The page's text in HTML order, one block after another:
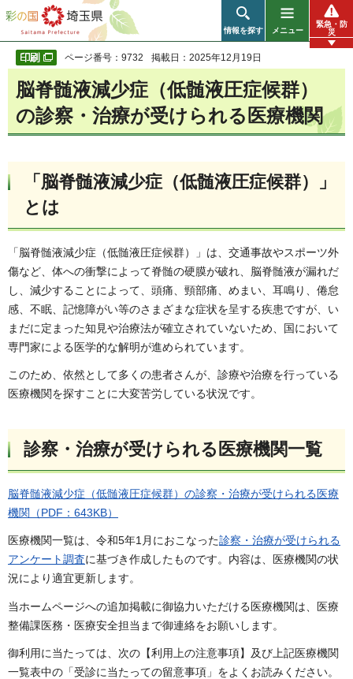
彩の国 埼玉県
情報を探す メニュー
緊急・防
災
ページ番号：9732 掲載日：2025年12月19日
脳脊髄液減少症（低髄液圧症候群）
の診察・治療が受けられる医療機関
「脳脊髄液減少症（低髄液圧症候群）」
とは
「脳脊髄液減少症（低髄液圧症候群）」は、交通事故やスポーツ外
傷など、体への衝撃によって脊髄の硬膜が破れ、脳脊髄液が漏れだ
し、減少することによって、頭痛、頸部痛、めまい、耳鳴り、倦怠
感、不眠、記憶障がい等のさまざまな症状を呈する疾患ですが、い
まだに定まった知見や治療法が確立されていないため、国において
専門家による医学的な解明が進められています。
このため、依然として多くの患者さんが、診療や治療を行っている
医療機関を探すことに大変苦労している状況です。
診察・治療が受けられる医療機関一覧
脳脊髄液減少症（低髄液圧症候群）の診察・治療が受けられる医療
機関（PDF：643KB）
医療機関一覧は、令和5年1月におこなった診察・治療が受けられる
アンケート調査に基づき作成したものです。内容は、医療機関の状
況により適宜更新します。
当ホームページへの追加掲載に御協力いただける医療機関は、医療
整備課医務・医療安全担当まで御連絡をお願いします。
御利用に当たっては、次の【利用上の注意事項】及び上記医療機関
一覧表中の「受診に当たっての留意事項」をよくお読みください。